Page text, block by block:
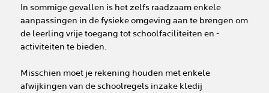
In sommige gevallen is het zelfs raadzaam enkele
aanpassingen in de fysieke omgeving aan te brengen om
de leerling vrije toegang tot schoolfaciliteiten en -
activiteiten te bieden.
Misschien moet je rekening houden met enkele
afwijkingen van de schoolregels inzake kledij